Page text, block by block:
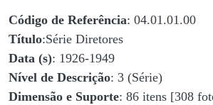
Código de Referência: 04.01.01.00
Título:Série Diretores
Data (s): 1926-1949
Nível de Descrição: 3 (Série)
Dimensão e Suporte: 86 itens [308